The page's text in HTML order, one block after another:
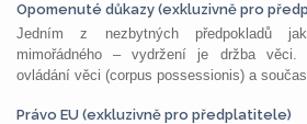
Opomenuté důkazy (exkluzivně pro
Jedním z nezbytných předpokladů
mimořádného – vydržení je držba věci.
ovládání věci (corpus possessionis) a
Právo EU (exkluzivně pro předplatitele)